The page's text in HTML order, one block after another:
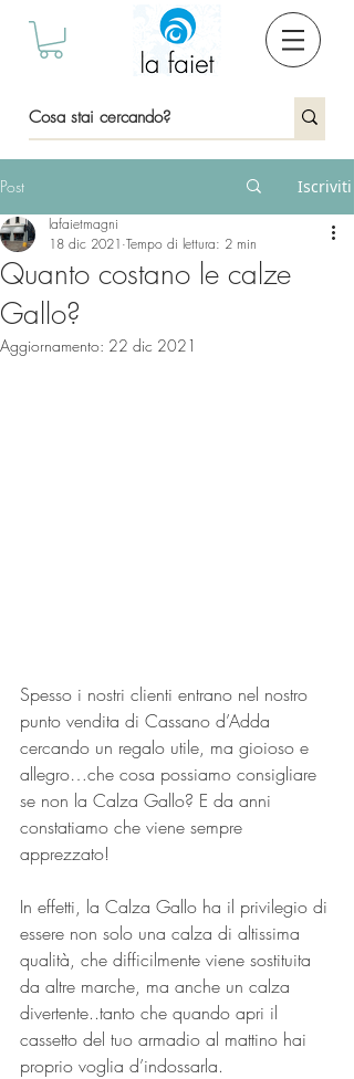
Post Iscriviti
Quanto costano le calze
Gallo?
lafaietmagni
18 dic 2021 Tempo di lettura: 2 min
Aggiornamento: 22 dic 2021
Spesso i nostri clienti entrano nel nostro
punto vendita di Cassano d’Adda
cercando un regalo utile, ma gioioso e
allegro…che cosa possiamo consigliare
se non la Calza Gallo? E da anni
constatiamo che viene sempre
apprezzato!
In effetti, la Calza Gallo ha il privilegio di
essere non solo una calza di altissima
qualità, che difficilmente viene sostituita
da altre marche, ma anche un calza
divertente..tanto che quando apri il
cassetto del tuo armadio al mattino hai
proprio voglia d’indossarla.